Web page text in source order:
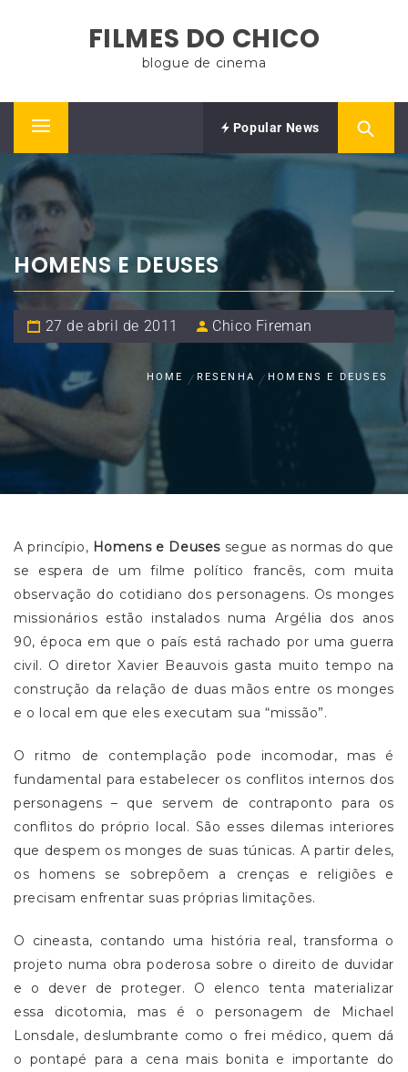
FILMES DO CHICO
blogue de cinema
Primary
Menu
Popular News
HOMENS E DEUSES
27 de abril de 2011 Chico Fireman
HOME RESENHA HOMENS E DEUSES
A princípio, Homens e Deusessegue as normas do que
se espera de um filme político francês, com muita
observação do cotidiano dos personagens. Os monges
missionários estão instalados numa Argélia dos anos
90, época em que o país está rachado por uma guerra
civil. O diretor Xavier Beauvois gasta muito tempo na
construção da relação de duas mãos entre os monges
e o local em que eles executam sua “missão”.
O ritmo de contemplação pode incomodar, mas é
fundamental para estabelecer os conflitos internos dos
personagens – que servem de contraponto para os
conflitos do próprio local. São esses dilemas interiores
que despem os monges de suas túnicas. A partir deles,
os homens se sobrepõem a crenças e religiões e
precisam enfrentar suas próprias limitações.
O cineasta, contando uma história real, transforma o
projeto numa obra poderosa sobre o direito de duvidar
e o dever de proteger. O elenco tenta materializar
essa dicotomia, mas é o personagem de Michael
Lonsdale, deslumbrante como o frei médico, quem dá
o pontapé para a cena mais bonita e importante do